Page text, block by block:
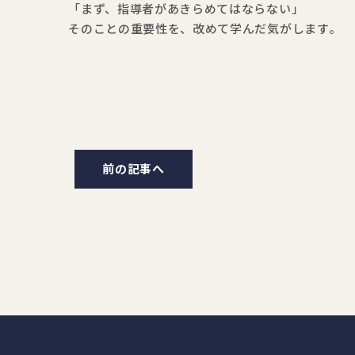
「まず、指導者があきらめてはならない」
そのことの重要性を、改めて学んだ気がします。
前の記事へ